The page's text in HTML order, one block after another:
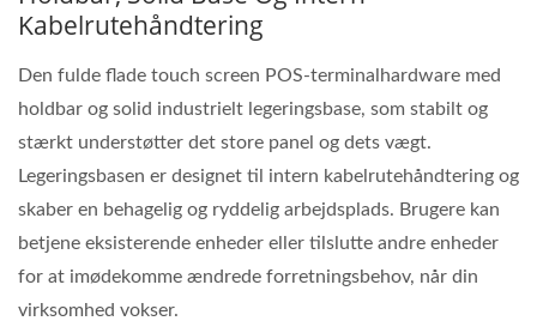
Kabelrutehåndtering
Den fulde flade touch screen POS-terminalhardware med
holdbar og solid industrielt legeringsbase, som stabilt og
stærkt understøtter det store panel og dets vægt.
Legeringsbasen er designet til intern kabelrutehåndtering og
skaber en behagelig og ryddelig arbejdsplads. Brugere kan
betjene eksisterende enheder eller tilslutte andre enheder
for at imødekomme ændrede forretningsbehov, når din
virksomhed vokser.